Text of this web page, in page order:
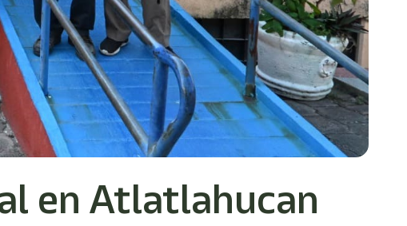
en Atlatlahucan